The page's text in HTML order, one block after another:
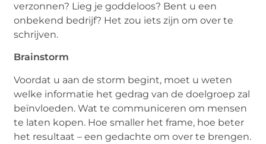
verzonnen? Lieg je goddeloos? Bent u een
onbekend bedrijf? Het zou iets zijn om over te
schrijven.
Brainstorm
Voordat u aan de storm begint, moet u weten
welke informatie het gedrag van de doelgroep zal
beïnvloeden. Wat te communiceren om mensen
te laten kopen. Hoe smaller het frame, hoe beter
het resultaat – een gedachte om over te brengen.